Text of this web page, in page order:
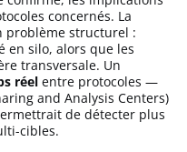
concernés. La
problème structurel :
en silo, alors que les
transversale. Un
réel entre protocoles —
and Analysis Centers)
de détecter plus
cibles.